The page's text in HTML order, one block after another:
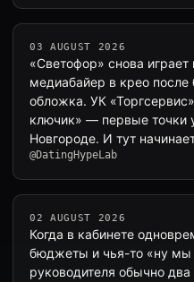
03 AUGUST 2026
«Светофор» снова играет
медиабайер в крео после
обложка. УК
ключик» — первые
Новгороде. И тут
@DatingHypeLab
02 AUGUST 2026
Когда в кабинете
бюджеты и чья-то «ну мы
руководителя обычно два